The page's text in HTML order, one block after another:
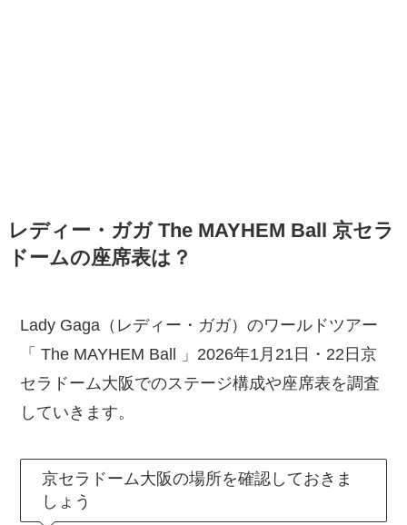
レディー・ガガ The MAYHEM Ball 京セラ
ドームの座席表は？
Lady Gaga（レディー・ガガ）のワールドツアー
「 The MAYHEM Ball 」2026年1月21日・22日京
セラドーム大阪でのステージ構成や座席表を調査
していきます。
京セラドーム大阪の場所を確認しておきま
しょう